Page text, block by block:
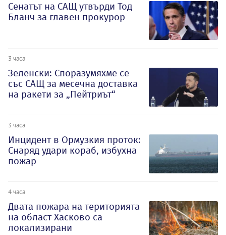
Сенатът на САЩ утвърди Тод
Бланч за главен прокурор
3 часа
Зеленски: Споразумяхме се
със САЩ за месечна доставка
на ракети за „Пейтриът“
3 часа
Инцидент в Ормузкия проток:
Снаряд удари кораб, избухна
пожар
4 часа
Двата пожара на територията
на област Хасково са
локализирани